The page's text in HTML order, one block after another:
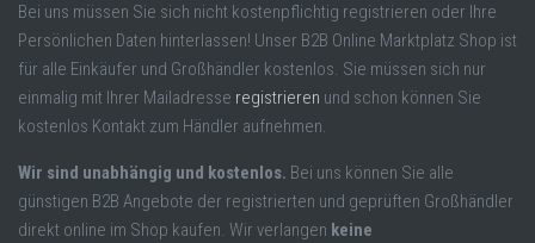
Bei uns müssen Sie sich nicht kostenpflichtig registrieren oder Ihre
Persönlichen Daten hinterlassen! Unser B2B Online Marktplatz Shop ist
für alle Einkäufer und Großhändler kostenlos. Sie müssen sich nur
einmalig mit Ihrer Mailadresse registrieren und schon können Sie
kostenlos Kontakt zum Händler aufnehmen.
Wir sind unabhängig und kostenlos. Bei uns können Sie alle
günstigen B2B Angebote der registrierten und geprüften Großhändler
direkt online im Shop kaufen. Wir verlangen keine